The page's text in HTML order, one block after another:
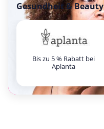
Gesundheit & Beauty
Bis zu 5 % Rabatt bei
Aplanta